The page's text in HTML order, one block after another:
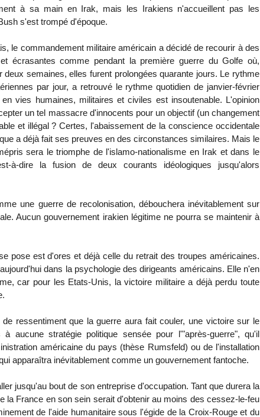
à sa main en Irak, mais les Irakiens n'accueillent pas les
s'est trompé d'époque.
le commandement militaire américain a décidé de recourir à des
écrasantes comme pendant la première guerre du Golfe où,
deux semaines, elles furent prolongées quarante jours. Le rythme
par jour, a retrouvé le rythme quotidien de janvier-février
vies humaines, militaires et civiles est insoutenable. L'opinion
un tel massacre d'innocents pour un objectif (un changement
et illégal ? Certes, l'abaissement de la conscience occidentale
a déjà fait ses preuves en des circonstances similaires. Mais le
sera le triomphe de l'islamo-nationalisme en Irak et dans le
à-dire la fusion de deux courants idéologiques jusqu'alors
une guerre de recolonisation, débouchera inévitablement sur
Aucun gouvernement irakien légitime ne pourra se maintenir à
pose est d'ores et déjà celle du retrait des troupes américaines.
dans la psychologie des dirigeants américains. Elle n'en
car pour les Etats-Unis, la victoire militaire a déjà perdu toute
ressentiment que la guerre aura fait couler, une victoire sur le
aucune stratégie politique sensée pour l'"après-guerre", qu'il
américaine du pays (thèse Rumsfeld) ou de l'installation
apparaîtra inévitablement comme un gouvernement fantoche.
jusqu'au bout de son entreprise d'occupation. Tant que durera la
la France en son sein serait d'obtenir au moins des cessez-le-feu
de l'aide humanitaire sous l'égide de la Croix-Rouge et du